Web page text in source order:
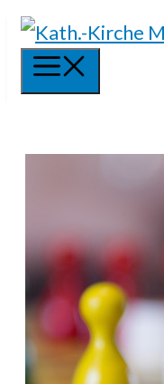
Springe
zum